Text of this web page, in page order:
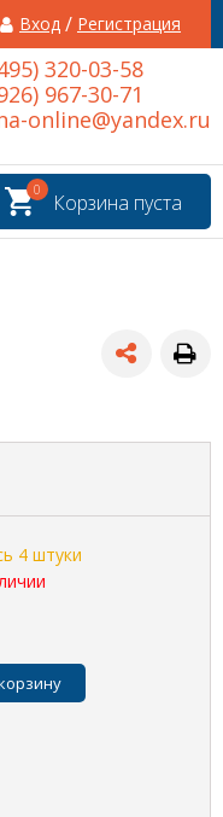
Вход / Регистрация
320-03-58
967-30-71
online@yandex.ru
Корзина пуста
0
4 штуки